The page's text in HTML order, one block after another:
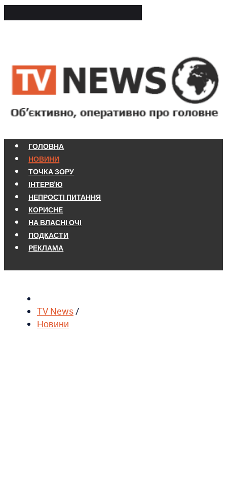
ГОЛОВНА
НОВИНИ
ТОЧКА ЗОРУ
ІНТЕРВ'Ю
НЕПРОСТІ ПИТАННЯ
КОРИСНЕ
НА ВЛАСНІ ОЧІ
ПОДКАСТИ
РЕКЛАМА
TV News/
Новини